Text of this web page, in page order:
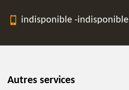
indisponible -indisponible
Autres services